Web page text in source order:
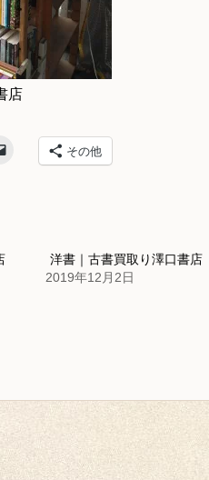
店
その他
洋書｜古書買取り澤口書店
2019年12月2日